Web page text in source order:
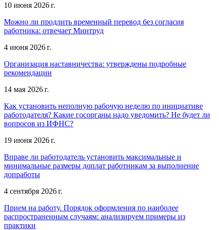
10 июня 2026 г.
Можно ли продлить временный перевод без согласия
работника: отвечает Минтруд
4 июня 2026 г.
Организация наставничества: утверждены подробные
рекомендации
14 мая 2026 г.
Как установить неполную рабочую неделю по инициативе
работодателя? Какие госорганы надо уведомить? Не будет ли
вопросов из ИФНС?
19 июня 2026 г.
Вправе ли работодатель установить максимальные и
минимальные размеры доплат работникам за выполнение
допработы
4 сентября 2026 г.
Прием на работу. Порядок оформления по наиболее
распространенным случаям: анализируем примеры из
практики